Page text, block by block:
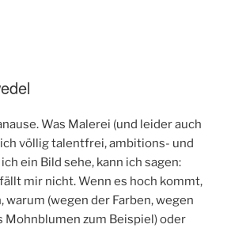
Was Malerei (und leider auch
völlig talentfrei, ambitions- und
ein Bild sehe, kann ich sagen:
mir nicht. Wenn es hoch kommt,
warum (wegen der Farben, wegen
Mohnblumen zum Beispiel) oder